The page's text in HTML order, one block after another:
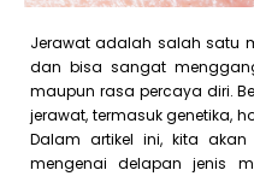
Jerawat adalah salah satu
dan bisa sangat
maupun rasa percaya diri.
jerawat, termasuk genetika,
Dalam artikel ini, kita
mengenai delapan jenis